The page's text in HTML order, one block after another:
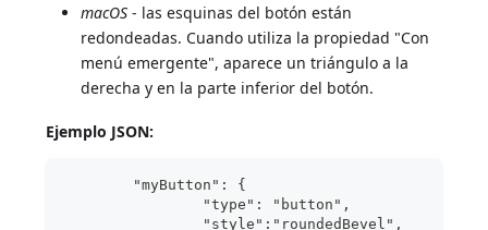
macOS - las esquinas del botón están
redondeadas. Cuando utiliza la propiedad "Con
menú emergente", aparece un triángulo a la
derecha y en la parte inferior del botón.
Ejemplo JSON:
	"myButton": {
                "type": "button",